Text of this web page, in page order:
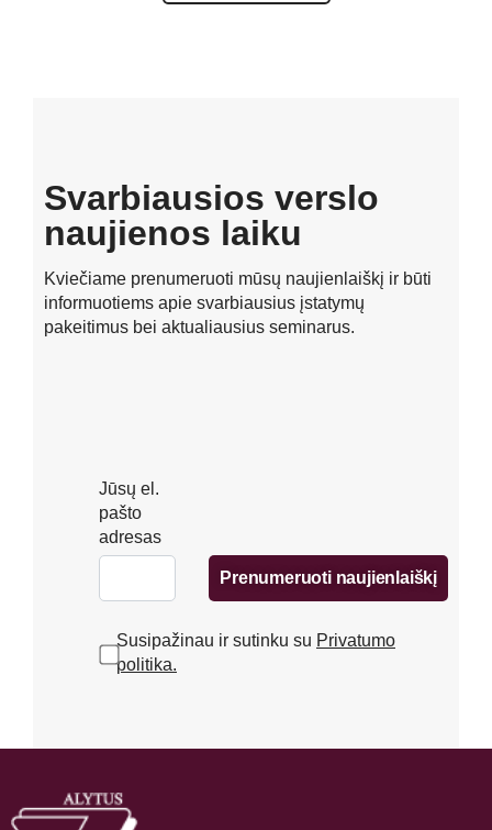
naujienos laiku
Kviečiame prenumeruoti mūsų naujienlaiškį ir būti
informuotiems apie svarbiausius įstatymų
pakeitimus bei aktualiausius seminarus.
adresas
Susipažinau ir sutinku su
Privatumo